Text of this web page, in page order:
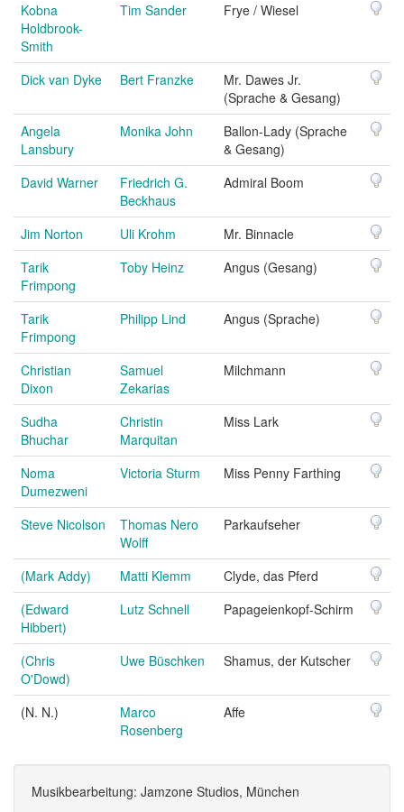
Kobna
Holdbrook-
Smith
Tim Sander Frye / Wiesel
Dick van Dyke Bert Franzke
Mr. Dawes Jr.
(Sprache & Gesang)
Angela
Lansbury
Monika John
Ballon-Lady (Sprache
& Gesang)
David Warner
Friedrich G.
Beckhaus
Admiral Boom
Jim Norton Uli Krohm
Mr. Binnacle
Tarik
Frimpong
Toby Heinz Angus (Gesang)
Tarik
Frimpong
Philipp Lind Angus (Sprache)
Christian
Dixon
Samuel
Zekarias
Milchmann
Sudha
Bhuchar
Christin
Marquitan
Miss Lark
Noma
Dumezweni
Victoria Sturm Miss Penny Farthing
Steve Nicolson
Thomas Nero
Wolff
Parkaufseher
(Mark Addy) Matti Klemm
Clyde, das Pferd
(Edward
Hibbert)
Lutz Schnell Papageienkopf-Schirm
(Chris
O'Dowd)
Uwe Büschken Shamus, der Kutscher
(N. N.)
Marco
Rosenberg
Affe
Musikbearbeitung: Jamzone Studios, München